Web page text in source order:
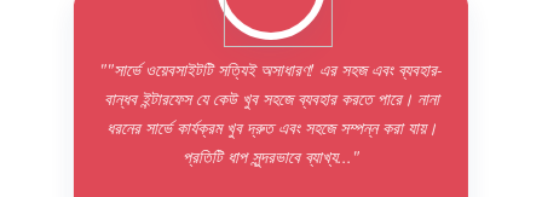
""সার্ভে ওয়েবসাইটটি সত্যিই অসাধারণ! এর সহজ এবং ব্যবহার-
বান্ধব ইন্টারফেস যে কেউ খুব সহজে ব্যবহার করতে পারে। নানা
ধরনের সার্ভে কার্যক্রম খুব দ্রুত এবং সহজে সম্পন্ন করা যায়।
প্রতিটি ধাপ সুন্দরভাবে ব্যাখ্য..."